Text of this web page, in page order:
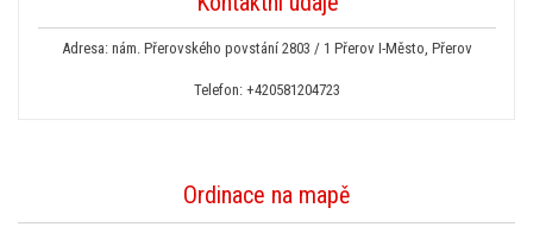
Adresa: nám. Přerovského povstání 2803 / 1 Přerov I-Město, Přerov
Telefon: +420581204723
Ordinace na mapě